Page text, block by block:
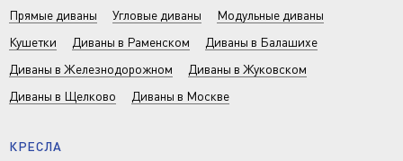
Прямые диваны
Угловые диваны
Модульные диваны
Кушетки
Диваны в Раменском
Диваны в Балашихе
Диваны в Железнодорожном
Диваны в Жуковском
Диваны в Щелково
Диваны в Москве
КРЕСЛА